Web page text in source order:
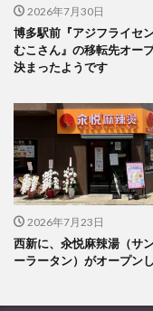
2026年7月30日
博多駅前『アジフライセ
むこさん』の移転先オー
決まったようです
2026年7月23日
西新に、汆悦麻辣湯（サ
ーラータン）がオープン